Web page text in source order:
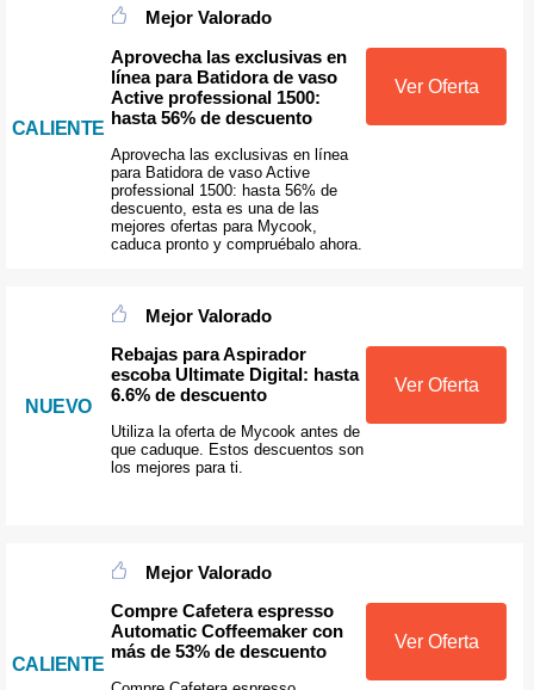
CALIENTE
Mejor Valorado
Aprovecha las exclusivas en
línea para Batidora de vaso
Active professional 1500:
hasta 56% de descuento
Aprovecha las exclusivas en línea
para Batidora de vaso Active
professional 1500: hasta 56% de
descuento, esta es una de las
mejores ofertas para Mycook,
caduca pronto y compruébalo ahora.
Ver Oferta
NUEVO
Mejor Valorado
Rebajas para Aspirador
escoba Ultimate Digital: hasta
6.6% de descuento
Utiliza la oferta de Mycook antes de
que caduque. Estos descuentos son
los mejores para ti.
Ver Oferta
CALIENTE
Mejor Valorado
Compre Cafetera espresso
Automatic Coffeemaker con
más de 53% de descuento
Ver Oferta